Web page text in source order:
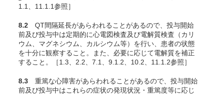
1.1、11.1.1参照］
8.2 QT間隔延長があらわれることがあるので、投与開始
前及び投与中は定期的に心電図検査及び電解質検査（カリ
ウム、マグネシウム、カルシウム等）を行い、患者の状態
を十分に観察すること。また、必要に応じて電解質を補正
すること。［1.3、2.2、7.1、9.1.2、10.2、11.1.2参照］
8.3 重篤な心障害があらわれることがあるので、投与開始
前及び投与中はこれらの症状の発現状況・重篤度等に応じ